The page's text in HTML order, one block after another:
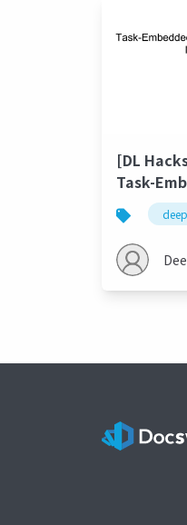
[DL
Task-
Networks
Imitation